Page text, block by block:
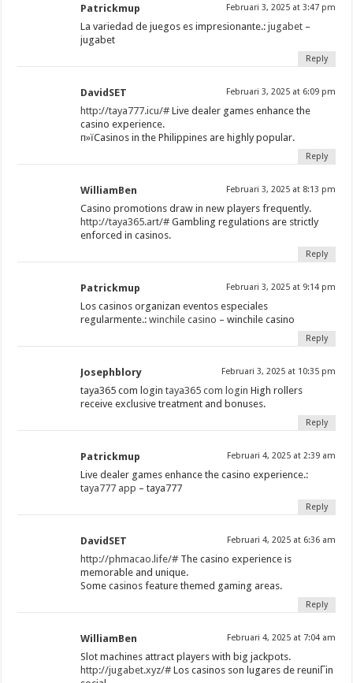
Patrickmup Februari 3, 2025 at 3:47 pm
La variedad de juegos es impresionante.:jugabet –
jugabet
Reply
DavidSET Februari 3, 2025 at 6:09 pm
http://taya777.icu/# Live dealer games enhance the
casino experience.
п»їCasinos in the Philippines are highly popular.
Reply
WilliamBen Februari 3, 2025 at 8:13 pm
Casino promotions draw in new players frequently.
http://taya365.art/# Gambling regulations are strictly
enforced in casinos.
Reply
Patrickmup Februari 3, 2025 at 9:14 pm
Los casinos organizan eventos especiales
regularmente.:winchile casino – winchile casino
Reply
Josephblory Februari 3, 2025 at 10:35 pm
taya365 com logintaya365 com login High rollers
receive exclusive treatment and bonuses.
Reply
Patrickmup Februari 4, 2025 at 2:39 am
Live dealer games enhance the casino experience.:
taya777 app – taya777
Reply
DavidSET Februari 4, 2025 at 6:36 am
http://phmacao.life/# The casino experience is
memorable and unique.
Some casinos feature themed gaming areas.
Reply
WilliamBen Februari 4, 2025 at 7:04 am
Slot machines attract players with big jackpots.
http://jugabet.xyz/# Los casinos son lugares de reuniГіn